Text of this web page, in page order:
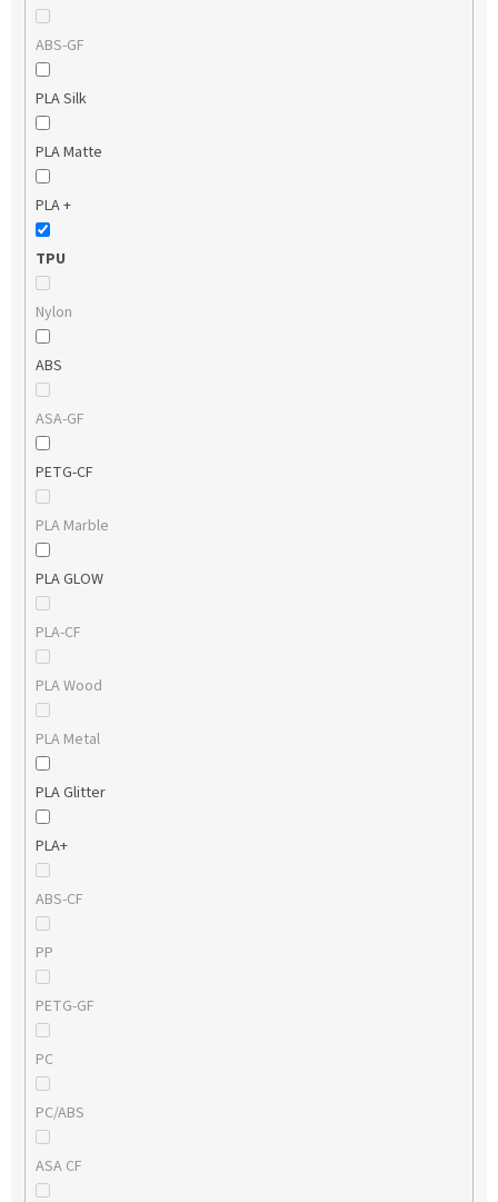
ABS-GF
PLA Silk
PLA Matte
PLA +
TPU
Nylon
ABS
ASA-GF
PETG-CF
PLA Marble
PLA GLOW
PLA-CF
PLA Wood
PLA Metal
PLA Glitter
PLA+
ABS-CF
PP
PETG-GF
PC
PC/ABS
ASA CF